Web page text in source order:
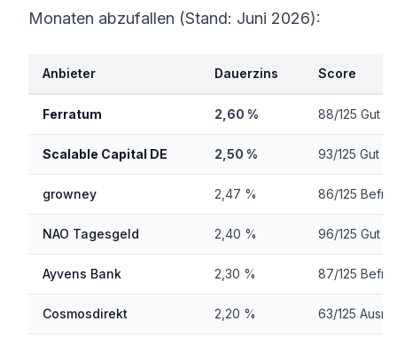
Monaten abzufallen (Stand: Juni 2026):
Anbieter Dauerzins Score
Ferratum 2,60 % 88/125 Gut
Scalable Capital DE 2,50 % 93/125 Gut
growney 2,47 % 86/125
NAO Tagesgeld 2,40 % 96/125 Gut
Ayvens Bank 2,30 % 87/125
Cosmosdirekt 2,20 % 63/125